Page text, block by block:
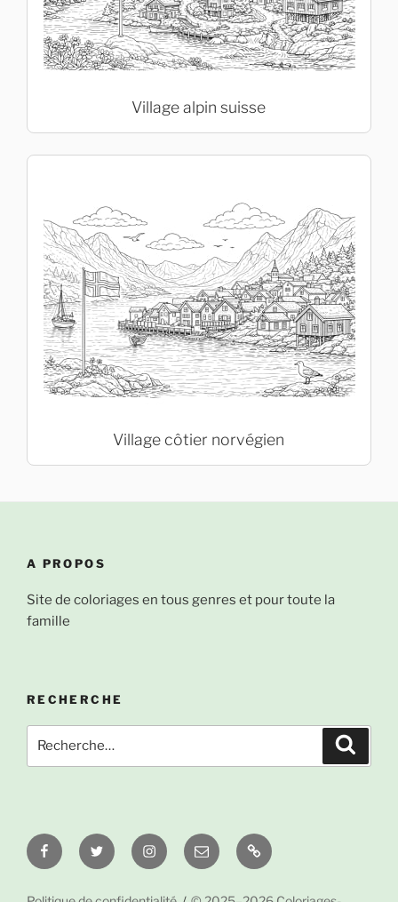
Village alpin suisse
Village côtier norvégien
A PROPOS
Site de coloriages en tous genres et pour toute la
famille
RECHERCHE
pour
FacebookTwitter InstagramEmail
À
propos